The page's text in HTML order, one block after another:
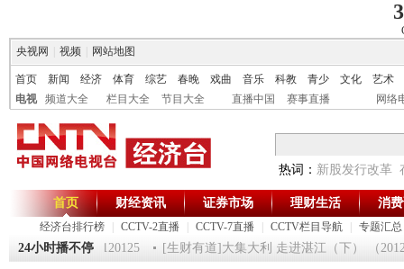
央视网
视频 网站地图
首页 新闻 经济 体育 综艺 春晚 戏曲 音乐 科教 青少 文化
艺术
电视
频道大全 栏目大全 节目大全 直播中国 赛事直播 网络
热词： 新股发行改革
首页
经济台排行榜 CCTV-2直播 CCTV-7直播 CCTV栏目导航 专题汇总
财经资讯 证券市场 理财生活 消
24小时播不停
一时间》 20120125 [生财有道]大集大利 走进湛江（下） （